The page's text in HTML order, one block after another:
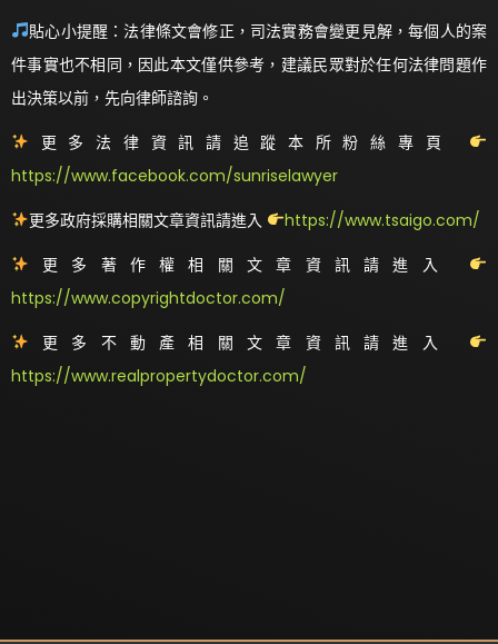
貼心小提醒：法律條文會修正，司法實務會變更見解，每個人的案
件事實也不相同，因此本文僅供參考，建議民眾對於任何法律問題作
出決策以前，先向律師諮詢。
更多法律資訊請追蹤本所粉絲專頁
https://www.facebook.com/sunriselawyer
更多政府採購相關文章資訊請進入
https://www.tsaigo.com/
更多著作權相關文章資訊請進入
https://www.copyrightdoctor.com/
更多不動產相關文章資訊請進入
https://www.realpropertydoctor.com/